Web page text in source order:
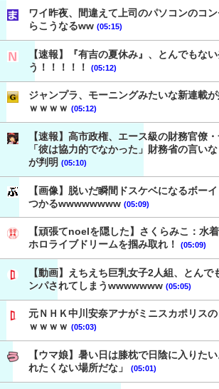
ワイ昨夜、間違えて上司のパソコンのコ
らこうなるww (05:15)
【速報】『有吉の夏休み』、とんでもな
う！！！！！
(05:12)
ジャンプラ、モーニングみたいな新連載
ｗｗｗｗ (05:12)
【速報】高市政権、エース級の財務官僚
「彼は協力的でなかった」財務省の言い
が判明 (05:10)
【画像】脱いだ瞬間ドスケベになるボー
つかるwwwwwwww (05:09)
【頑張てnoelを隠した】さくらみこ：水
ホロライブドリームを掴み取れ！
(05:09)
【動画】えちえち巨乳女子2人組、とんで
ンパされてしまうwwwwwww (05:05)
元ＮＨＫ中川安奈アナがミニスカポリス
ｗｗｗｗ (05:03)
【ウマ娘】暑い日は膝枕で日陰に入りた
れたくない場所だな」
(05:01)